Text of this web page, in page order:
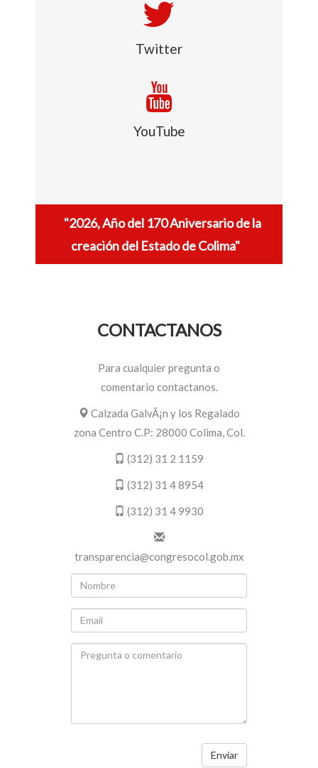
Twitter
YouTube
"2026, Año del 170 Aniversario de la
creación del Estado de Colima"
CONTACTANOS
Para cualquier pregunta o
comentario contactanos.
Calzada GalvÃ¡n y los Regalado
zona Centro C.P: 28000 Colima, Col.
(312) 31 2 1159
(312) 31 4 8954
(312) 31 4 9930
transparencia@congresocol.gob.mx
Enviar